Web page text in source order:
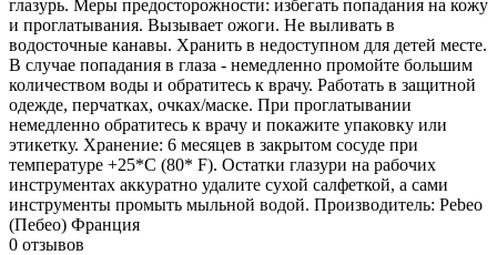
глазурь. Меры предосторожности: избегать попадания на кожу
и проглатывания. Вызывает ожоги. Не выливать в
водосточные канавы. Хранить в недоступном для детей месте.
В случае попадания в глаза - немедленно промойте большим
количеством воды и обратитесь к врачу. Работать в защитной
одежде, перчатках, очках/маске. При проглатывании
немедленно обратитесь к врачу и покажите упаковку или
этикетку. Хранение: 6 месяцев в закрытом сосуде при
температуре +25*C (80* F). Остатки глазури на рабочих
инструментах аккуратно удалите сухой салфеткой, а сами
инструменты промыть мыльной водой. Производитель: Pebeo
(Пебео) Франция
0 отзывов